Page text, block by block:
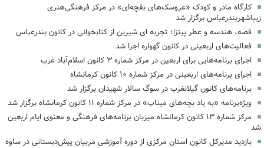
کارگاه مادر و کودک «عروسک‌های بقچه‌ای» در مرکز فرهنگی‌هنری
زیباشهربندرعباس برگزار شد
قصه، هندسه و عطر پیتزا؛ تجربه ای شیرین از کتابخوانی در کانون بندرعباس
فعالیت‌های اربعینی در کانون گهواره اجرا شد
اجرای برنامه‌هایی برای اربعین در مرکز شماره ۳ کانون اسلام‌آباد غرب
اجرای برنامه‌های اربعینی در مرکز شماره ۱۰ کانون کرمانشاه
برنامه‌های کانون گیلانغرب در سوگ سالار شهیدان برگزار شد
ویژه‌برنامه «به یاد بچه‌های میناب» در مرکز شماره ۱۱ کانون کرمانشاه برگزار شد
مرکز شماره ۱۳ کانون کرمانشاه میزبان برنامه‌های فرهنگی و معنوی ایام اربعین
شد
بازدید مدیرکل کانون استان مرکزی از دوره آموزشی مربیان پیش‌دبستانی در ساوه